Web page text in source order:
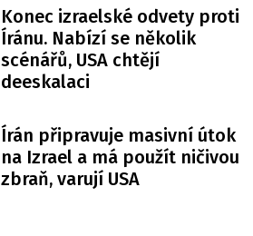
Konec izraelské odvety proti
Íránu. Nabízí se několik
scénářů, USA chtějí
deeskalaci
Írán připravuje masivní útok
na Izrael a má použít ničivou
zbraň, varují USA